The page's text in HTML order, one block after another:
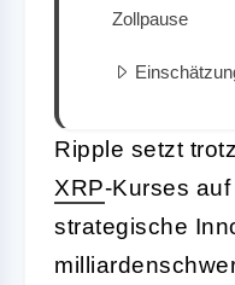
Zollpause
Ripple setzt
XRP-Kurses
strategische